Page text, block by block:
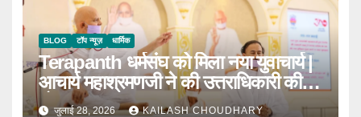
BLOG टॉप न्यूज़ धार्मिक
Terapanth धर्मसंघ को मिला नया युवाचार्य |
आचार्य महाश्रमणजी ने की उत्तराधिकारी की
घोषणा
जुलाई 28, 2026 KAILASH CHOUDHARY